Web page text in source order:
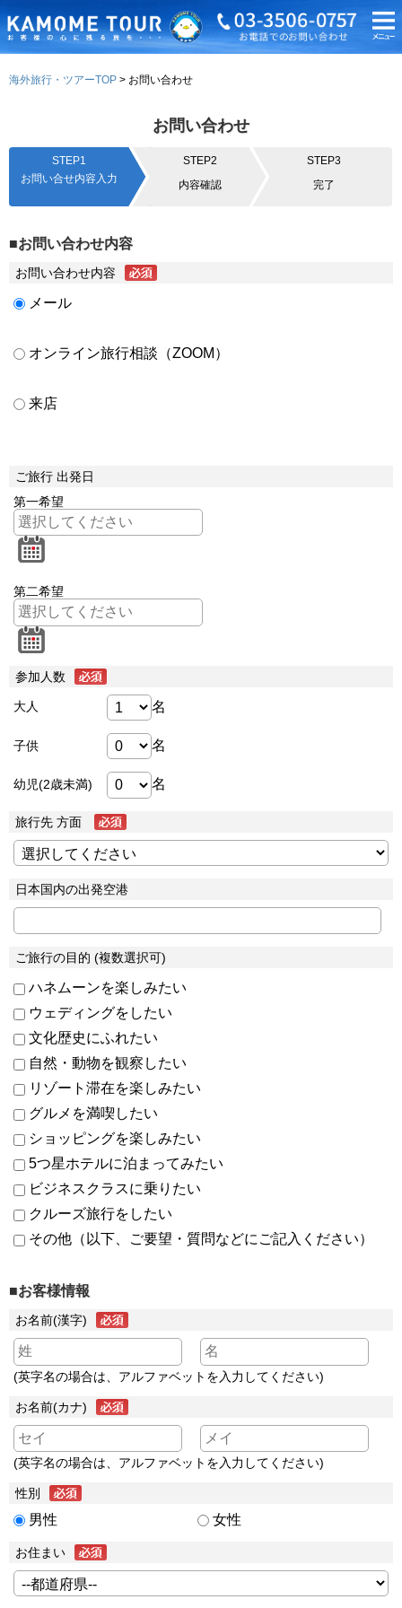
海外旅行・ツアーTOP お問い合わせ
お問い合わせ
STEP1
お問い合せ内容入力
STEP2
内容確認
STEP3
完了
■お問い合わせ内容
お問い合わせ内容
メール
オンライン旅行相談（ZOOM）
来店
ご旅行 出発日
第一希望
第二希望
参加人数
大人 名
子供 名
幼児(2歳未満) 名
旅行先 方面
日本国内の出発空港
ご旅行の目的 (複数選択可)
ハネムーンを楽しみたい
ウェディングをしたい
文化歴史にふれたい
自然・動物を観察したい
リゾート滞在を楽しみたい
グルメを満喫したい
ショッピングを楽しみたい
5つ星ホテルに泊まってみたい
ビジネスクラスに乗りたい
クルーズ旅行をしたい
その他（以下、ご要望・質問などにご記入ください）
■お客様情報
お名前(漢字)
(英字名の場合は、アルファベットを入力してください)
お名前(カナ)
(英字名の場合は、アルファベットを入力してください)
性別
男性 女性
お住まい